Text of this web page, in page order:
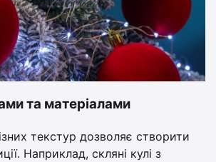
та матеріалами
текстур дозволяє створити
Наприклад, скляні кулі з